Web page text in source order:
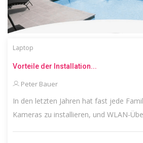
Laptop
Vorteile der Installation...
Peter Bauer
In den letzten Jahren hat fast jede
Kameras zu installieren, und WLAN-